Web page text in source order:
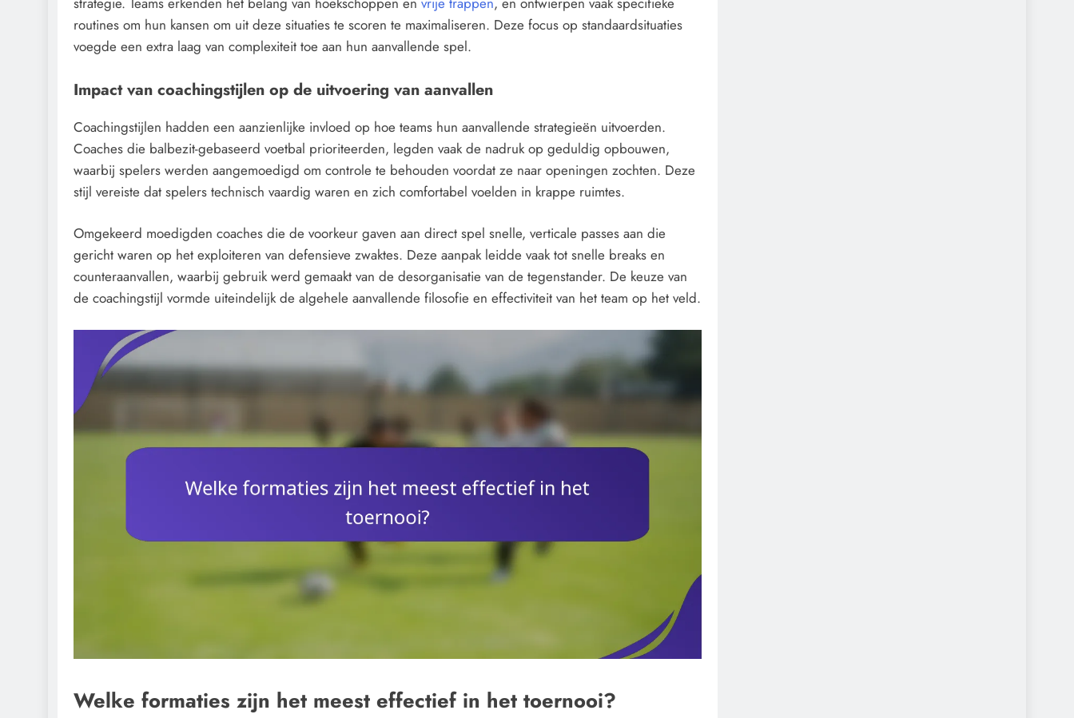
routines om hun kansen om uit deze situaties te scoren te maximaliseren. Deze focus op standaardsituaties
voegde een extra laag van complexiteit toe aan hun aanvallende spel.
Impact van coachingstijlen op de uitvoering van aanvallen
Coachingstijlen hadden een aanzienlijke invloed op hoe teams hun aanvallende strategieën uitvoerden.
Coaches die balbezit-gebaseerd voetbal prioriteerden, legden vaak de nadruk op geduldig opbouwen,
waarbij spelers werden aangemoedigd om controle te behouden voordat ze naar openingen zochten. Deze
stijl vereiste dat spelers technisch vaardig waren en zich comfortabel voelden in krappe ruimtes.
Omgekeerd moedigden coaches die de voorkeur gaven aan direct spel snelle, verticale passes aan die
gericht waren op het exploiteren van defensieve zwaktes. Deze aanpak leidde vaak tot snelle breaks en
counteraanvallen, waarbij gebruik werd gemaakt van de desorganisatie van de tegenstander. De keuze van
de coachingstijl vormde uiteindelijk de algehele aanvallende filosofie en effectiviteit van het team op het veld.
Welke formaties zijn het meest effectief in het toernooi?